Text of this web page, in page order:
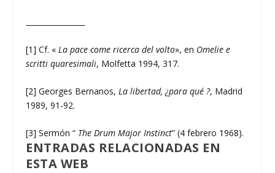
[1] Cf. « La pace come ricerca del volto», en Omelie e
scritti quaresimali, Molfetta 1994, 317.
[2] Georges Bernanos,La libertad, ¿para qué ?, Madrid
1989, 91-92.
[3] Sermón “ The Drum Major Instinct” (4 febrero 1968).
ENTRADAS RELACIONADAS EN
ESTA WEB